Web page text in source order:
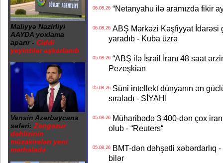
Maliyyə Nazirliyi
AAYDA yoxlama
aparır - Ciddi
yeyintilər aşkarlanıb
Vensin Azərbaycana
səfəri: Zəngəzur
dəhlizinin
müzakirələri yeni
mərhələdə
06.08.26“Netanyahu ilə aramızda fikir
06.08.26ABŞ Mərkəzi Kəşfiyyat İdarəsi
yaradıb - Kuba üzrə
05.08.26“ABŞ ilə İsrail İranı 48 saat
Pezeşkian
05.08.26Süni intellekt dünyanın ən
sıraladı - SİYAHI
05.08.26Müharibədə 3 400-dən çox
olub - “Reuters“
05.08.26BMT-dən dəhşətli xəbərdarlıq
bilər